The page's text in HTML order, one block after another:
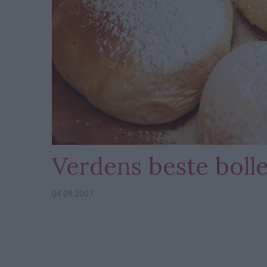
Verdens beste
04.09.2007